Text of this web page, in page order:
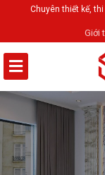
Chuyên thiết kế,
Giới